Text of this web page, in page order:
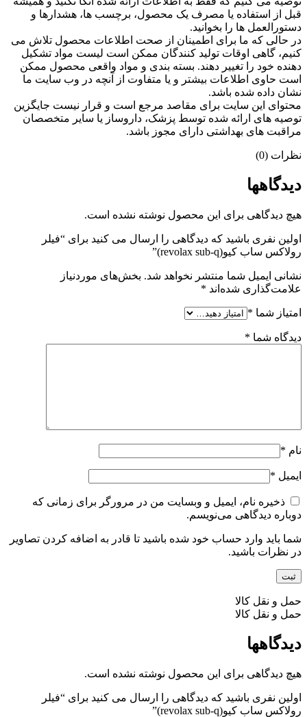
قبل از استفاده یا مصرف یک محصول، برچسب ها، هشدارها و
دستورالعمل ها را بخوانید.
در حالی که ما برای اطمینان از صحت اطلاعات محصول تلاش می
کنیم، گاهی اوقات تولید کنندگان ممکن است لیست مواد تشکیل
دهنده خود را تغییر دهند. بسته بندی و مواد واقعی محصول ممکن
است حاوی اطلاعات بیشتر و یا متفاوت از آنچه در وب سایت ما
نشان داده شده باشد.
محتوای این سایت برای مقاصد مرجع است و قرار نیست جایگزین
توصیه های ارائه شده توسط پزشک، داروساز یا سایر متخصصان
مراقبت های بهداشتی دارای مجوز باشد.
نظرات (0)
دیدگاهها
هیچ دیدگاهی برای این محصول نوشته نشده است.
اولین نفری باشید که دیدگاهی را ارسال می کنید برای “فیلر
رولاکس ساب کیو(revolax sub-q)”
نشانی ایمیل شما منتشر نخواهد شد. بخش‌های موردنیاز
علامت‌گذاری شده‌اند *
امتیاز شما *
دیدگاه شما *
نام *
ایمیل *
ذخیره نام، ایمیل و وبسایت من در مرورگر برای زمانی که
دوباره دیدگاهی می‌نویسم.
شما باید وارد حساب خود شده باشید تا قادر به اضافه کردن تصاویر
در نظرات باشید.
حمل و نقل کالا
حمل و نقل کالا
دیدگاهها
هیچ دیدگاهی برای این محصول نوشته نشده است.
اولین نفری باشید که دیدگاهی را ارسال می کنید برای “فیلر
رولاکس ساب کیو(revolax sub-q)”